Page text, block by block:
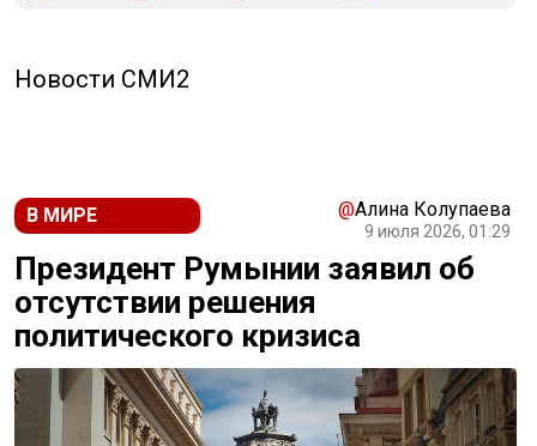
Новости СМИ2
В МИРЕ @Алина Колупаева
9 июля 2026, 01:29
Президент Румынии заявил об
отсутствии решения
политического кризиса